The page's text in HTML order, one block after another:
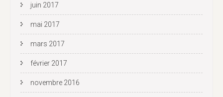
juin 2017
mai 2017
mars 2017
février 2017
novembre 2016